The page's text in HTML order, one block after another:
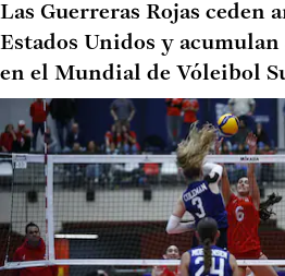
Las Guerreras Rojas ceden
Estados Unidos y
en el Mundial de Vóleibol